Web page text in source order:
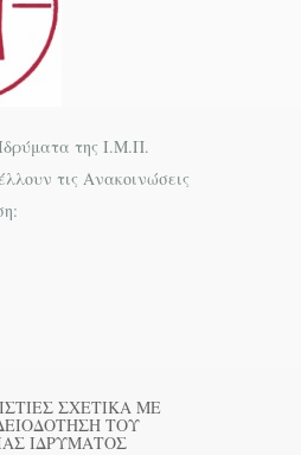
της Ι.Μ.Π.
τις Ανακοινώσεις
ΣΧΕΤΙΚΑ ΜΕ
ΤΟΥ
ΙΔΡΥΜΑΤΟΣ